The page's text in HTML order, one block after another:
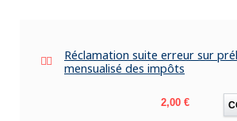
Réclamation suite erreur sur
mensualisé des impôts
Prix
2,00 €